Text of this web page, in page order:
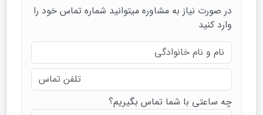
در صورت نیاز به مشاوره میتوانید شماره تماس خود را
وارد کنید
چه ساعتی با شما تماس بگیریم؟